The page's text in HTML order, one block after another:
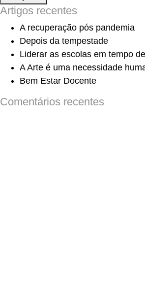
Artigos recentes
A recuperação pós pandemia
Depois da tempestade
Liderar as escolas em tempo
A Arte é uma necessidade
Bem Estar Docente
Comentários recentes